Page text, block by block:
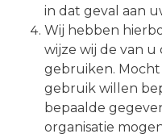
in dat geval aan
Wij hebben
wijze wij de van
gebruiken.
gebruik willen
bepaalde
organisatie